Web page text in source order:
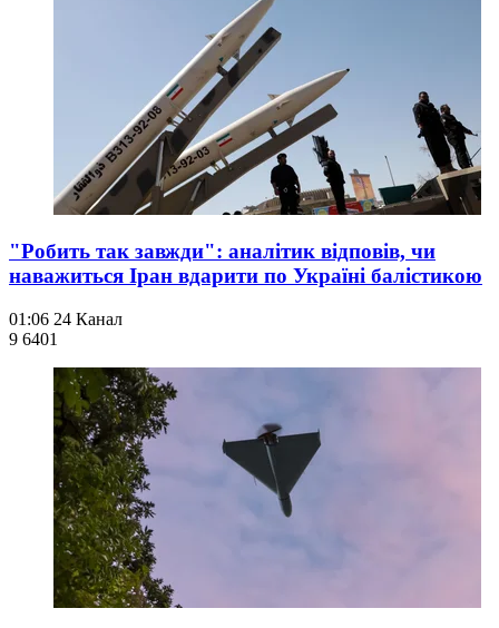
"Робить так завжди": аналітик відповів, чи
наважиться Іран вдарити по Україні балістикою
01:06 24 Канал
9 6401